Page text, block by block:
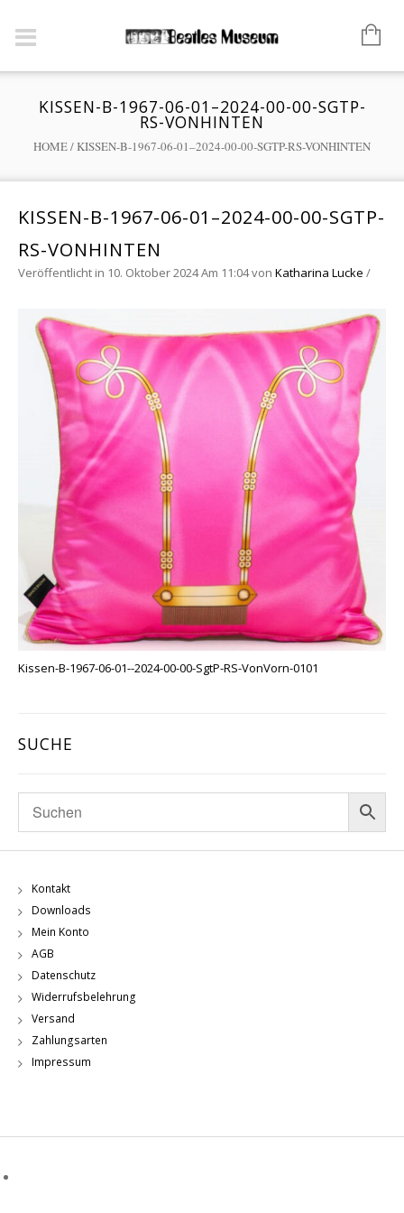
KISSEN-B-1967-06-01–2024-00-00-SGTP-
RS-VONHINTEN
HOME/KISSEN-B-1967-06-01–2024-00-00-SGTP-RS-VONHINTEN
KISSEN-B-1967-06-01–2024-00-00-SGTP-
RS-VONHINTEN
Veröffentlicht in 10. Oktober 2024 Am 11:04von Katharina Lucke /
Kissen-B-1967-06-01--2024-00-00-SgtP-RS-VonVorn-0101
SUCHE
Kontakt
Downloads
Mein Konto
AGB
Datenschutz
Widerrufsbelehrung
Versand
Zahlungsarten
Impressum